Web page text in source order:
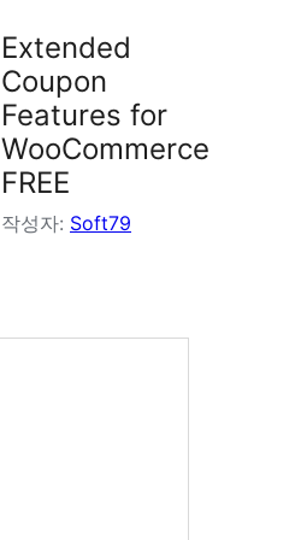
Extended
Coupon
Features for
WooCommerce
FREE
작성자: Soft79